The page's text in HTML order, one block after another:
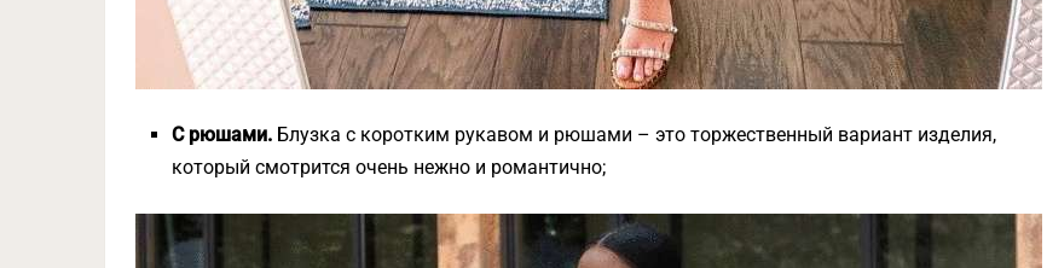
С рюшами. Блузка с коротким рукавом и рюшами – это торжественный вариант изделия,
который смотрится очень нежно и романтично;